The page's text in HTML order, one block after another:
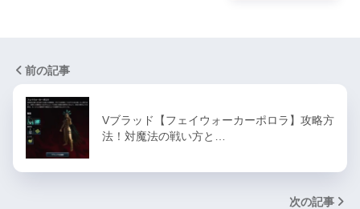
前の記事
Vブラッド【フェイウォーカーポロラ】攻略方
法！対魔法の戦い方と…
次の記事